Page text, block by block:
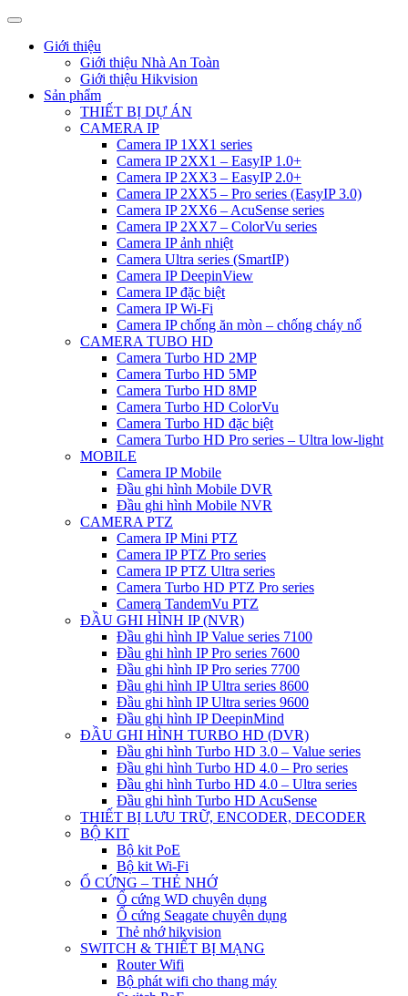
Giới thiệu
Giới thiệu Nhà An Toàn
Giới thiệu Hikvision
Sản phẩm
THIẾT BỊ DỰ ÁN
CAMERA IP
Camera IP 1XX1 series
Camera IP 2XX1 – EasyIP 1.0+
Camera IP 2XX3 – EasyIP 2.0+
Camera IP 2XX5 – Pro series (EasyIP 3.0)
Camera IP 2XX6 – AcuSense series
Camera IP 2XX7 – ColorVu series
Camera IP ảnh nhiệt
Camera Ultra series (SmartIP)
Camera IP DeepinView
Camera IP đặc biệt
Camera IP Wi-Fi
Camera IP chống ăn mòn – chống cháy nổ
CAMERA TUBO HD
Camera Turbo HD 2MP
Camera Turbo HD 5MP
Camera Turbo HD 8MP
Camera Turbo HD ColorVu
Camera Turbo HD đặc biệt
Camera Turbo HD Pro series – Ultra low-light
MOBILE
Camera IP Mobile
Đầu ghi hình Mobile DVR
Đầu ghi hình Mobile NVR
CAMERA PTZ
Camera IP Mini PTZ
Camera IP PTZ Pro series
Camera IP PTZ Ultra series
Camera Turbo HD PTZ Pro series
Camera TandemVu PTZ
ĐẦU GHI HÌNH IP (NVR)
Đầu ghi hình IP Value series 7100
Đầu ghi hình IP Pro series 7600
Đầu ghi hình IP Pro series 7700
Đầu ghi hình IP Ultra series 8600
Đầu ghi hình IP Ultra series 9600
Đầu ghi hình IP DeepinMind
ĐẦU GHI HÌNH TURBO HD (DVR)
Đầu ghi hình Turbo HD 3.0 – Value series
Đầu ghi hình Turbo HD 4.0 – Pro series
Đầu ghi hình Turbo HD 4.0 – Ultra series
Đầu ghi hình Turbo HD AcuSense
THIẾT BỊ LƯU TRỮ, ENCODER, DECODER
BỘ KIT
Bộ kit PoE
Bộ kit Wi-Fi
Ổ CỨNG – THẺ NHỚ
Ổ cứng WD chuyên dụng
Ổ cứng Seagate chuyên dụng
Thẻ nhớ hikvision
SWITCH & THIẾT BỊ MẠNG
Router Wifi
Bộ phát wifi cho thang máy